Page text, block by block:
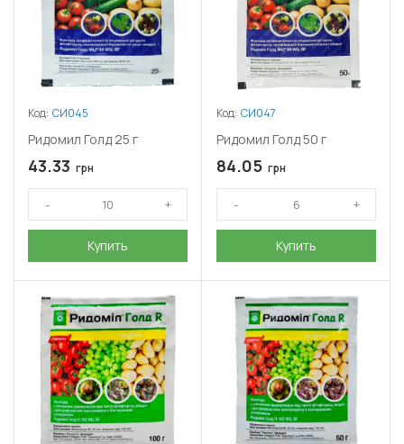
Код: СИ045
Ридомил Голд 25 г
43.33 грн
Купить
Код: СИ047
Ридомил Голд 50 г
84.05 грн
Купить